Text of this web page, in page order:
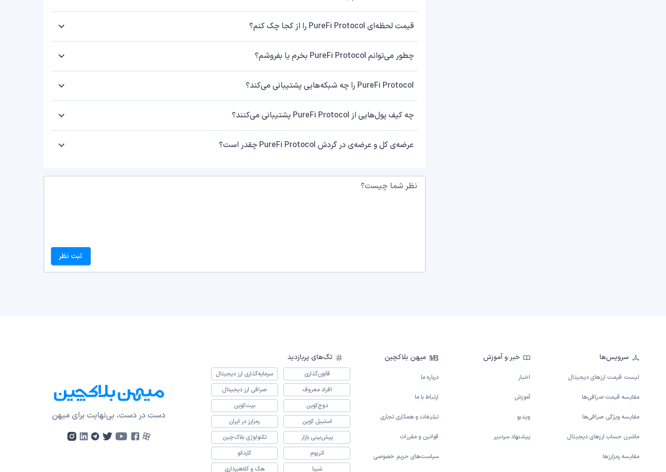
قیمت لحظه‌ای PureFi Protocol را از کجا چک کنم؟
چطور می‌توانم PureFi Protocol بخرم یا بفروشم؟
PureFi Protocol را چه شبکه‌هایی پشتیبانی می‌کند؟
چه کیف پول‌هایی از PureFi Protocol پشتیبانی می‌کنند؟
عرضه‌ی کل و عرضه‌ی در گردش PureFi Protocol چقدر است؟
نظر شما چیست؟
ثبت نظر
سرویس‌ها
لیست قیمت ارزهای دیجیتال
مقایسه قیمت صرافی‌ها
مقایسه ویژگی صرافی‌ها
ماشین حساب ارزهای دیجیتال
مقایسه رمزارزها
خبر و آموزش
اخبار
آموزش
ویدیو
پیشنهاد سردبیر
میهن بلاکچین
درباره ما
ارتباط با ما
تبلیغات و همکاری تجاری
قوانین و مقررات
سیاست‌های حریم خصوصی
تگ‌های پربازدید
قانون‌گذاری
سرمایه‌گذاری ارز دیجیتال
افراد معروف
صرافی ارز دیجیتال
دوج‌کوین
بیت‌کوین
استیبل کوین
رمزارز در ایران
پیش‌بینی بازار
تکنولوژی بلاک‌چین
اتریوم
کاردانو
شیبا
هک و کلاهبرداری
دست در دست، بی‌نهایت برای میهن